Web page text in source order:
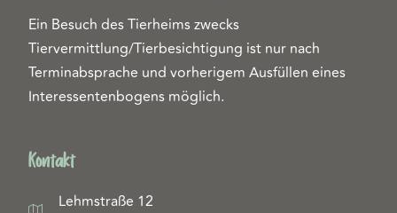
Ein Besuch des Tierheims zwecks
Tiervermittlung/Tierbesichtigung ist nur nach
Terminabsprache und vorherigem Ausfüllen eines
Interessentenbogens möglich.
Kontakt
Lehmstraße 12